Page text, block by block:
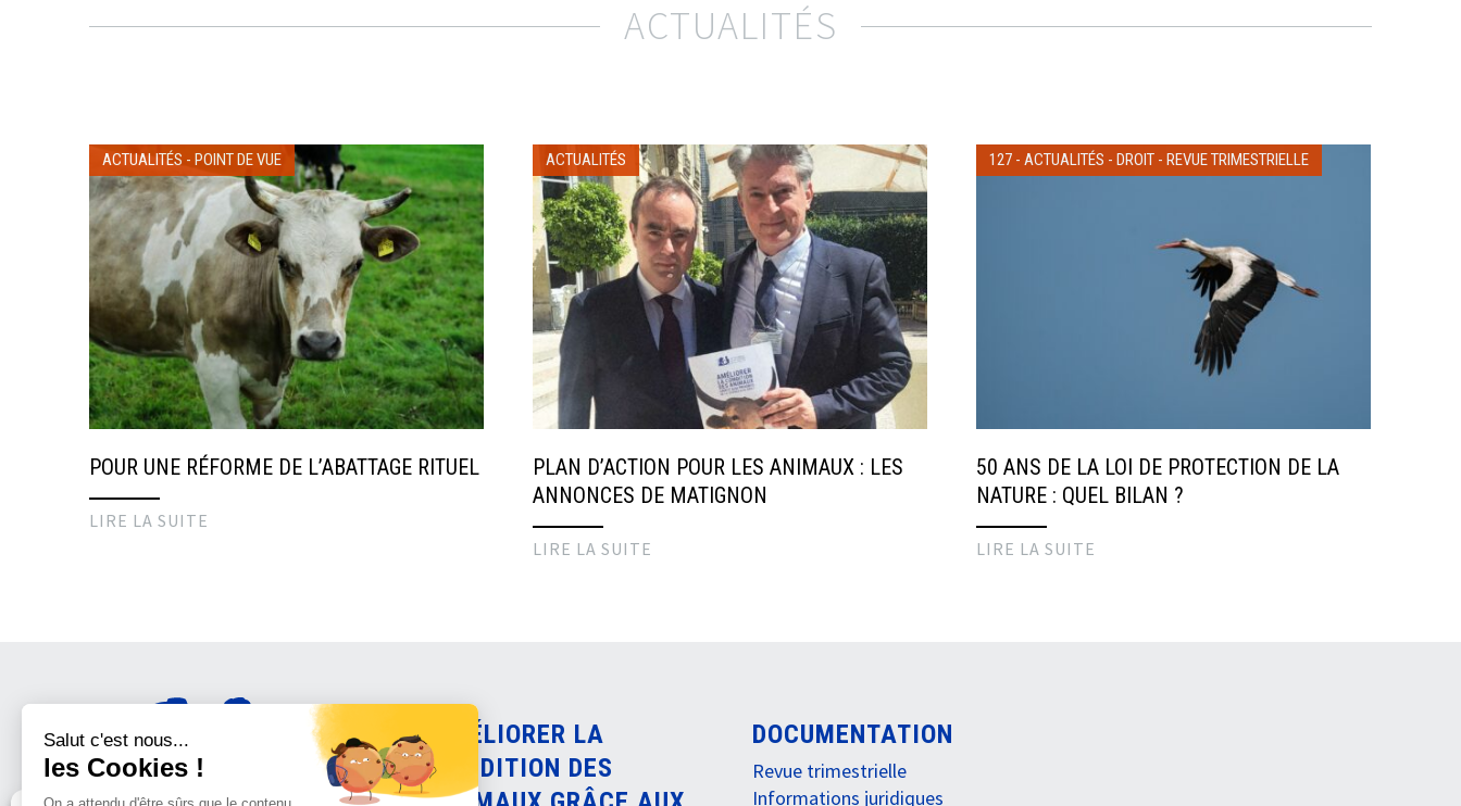
ACTUALITÉS
ACTUALITÉS - POINT DE VUE
POUR UNE RÉFORME DE L’ABATTAGE RITUEL
LIRE LA SUITE
ACTUALITÉS
PLAN D’ACTION POUR LES ANIMAUX : LES
ANNONCES DE MATIGNON
LIRE LA SUITE
127- ACTUALITÉS - DROIT- REVUE TRIMESTRIELLE
50 ANS DE LA LOI DE PROTECTION DE LA
NATURE : QUEL BILAN ?
LIRE LA SUITE
AMÉLIORER LA
CONDITION DES
DOCUMENTATION
Revue trimestrielle
Informations juridiques